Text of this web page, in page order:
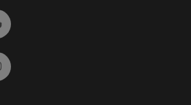
Ir al Blog (abre en ventana nueva)
Ir a Instagram (abre en ventana nueva)